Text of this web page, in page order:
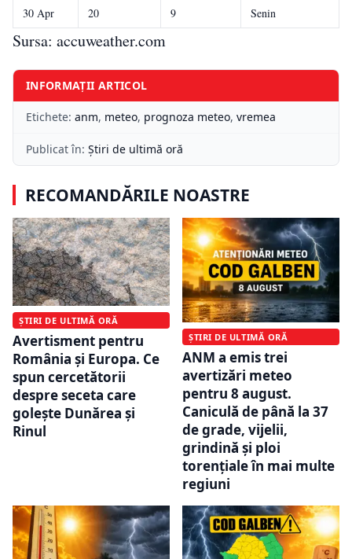
30 Apr
20 9 Senin
Sursa: accuweather.com
INFORMAȚII ARTICOL
Etichete: anm, meteo, prognoza meteo, vremea
Publicat în: Știri de ultimă oră
RECOMANDĂRILE NOASTRE
ȘTIRI DE ULTIMĂ ORĂ
Avertisment pentru
România și Europa. Ce
spun cercetătorii
despre seceta care
golește Dunărea și
Rinul
ȘTIRI DE ULTIMĂ ORĂ
ANM a emis trei
avertizări meteo
pentru 8 august.
Caniculă de până la 37
de grade, vijelii,
grindină și ploi
torențiale în mai multe
regiuni